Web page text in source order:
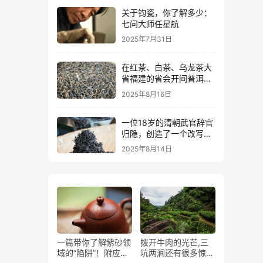
关于钧瓷，你了解多少：
七问大师任星航
2025年7月31日
在红茶、白茶、乌龙茶大
省福建的省会开间普洱茶
店，挑战到底有多高？
2025年8月16日
一位18岁的清朝武官辞官
归隐，创造了一个改写中
国茶叶史的红茶品类
2025年8月14日
一篇带你了解紫砂领
域的“陷阱”！附应对
拨开牛肉的光芒,三
坑两涧还有很多惊爆